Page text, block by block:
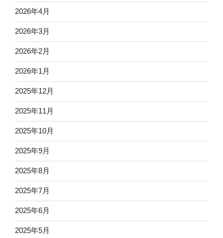
2026年4月
2026年3月
2026年2月
2026年1月
2025年12月
2025年11月
2025年10月
2025年9月
2025年8月
2025年7月
2025年6月
2025年5月